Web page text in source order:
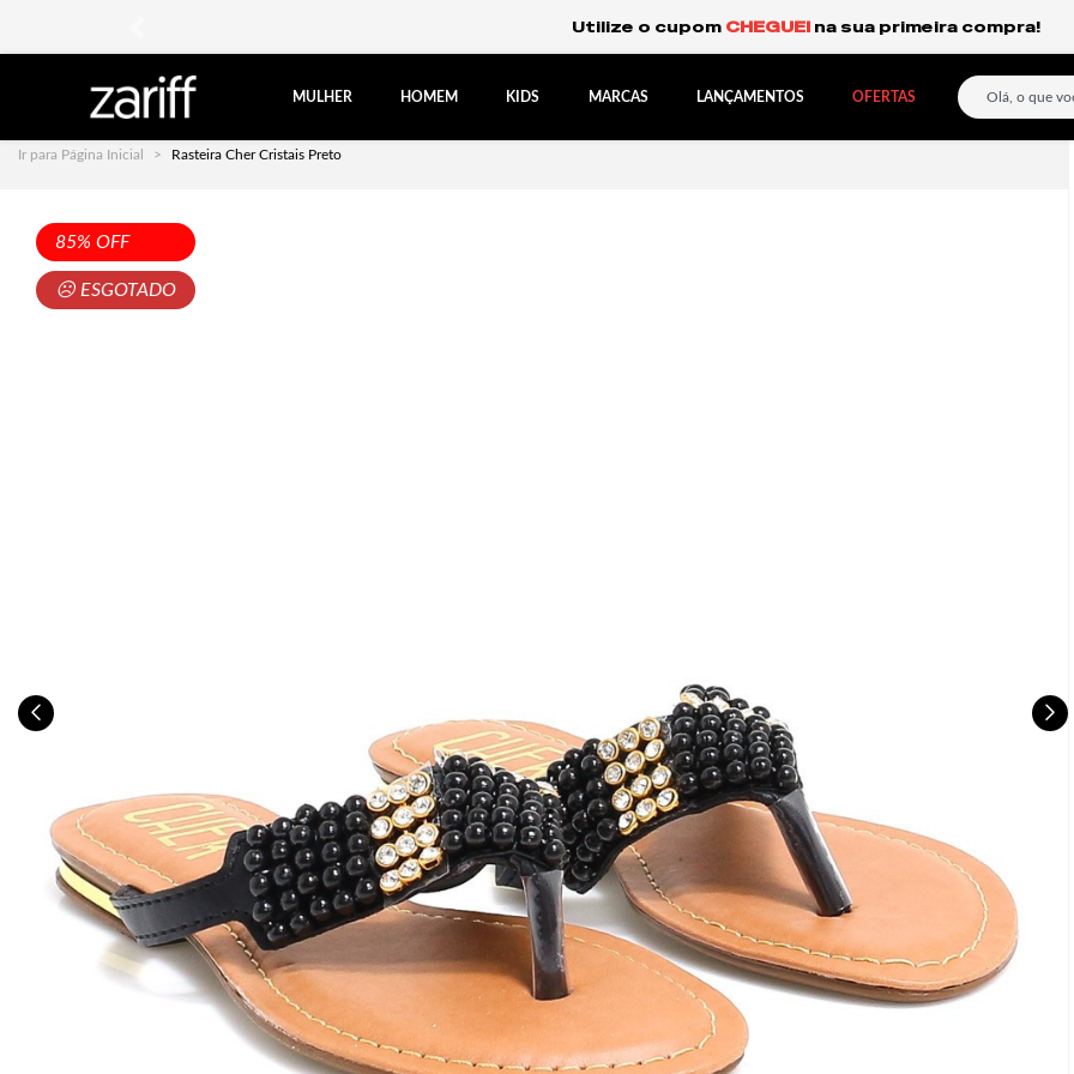
Frete Grátis Expresso para o Sul e São Paulo.
MULHER HOMEM KIDS MARCAS LANÇAMENTOS OFERTAS
Ir para Página Inicial Rasteira Cher Cristais Preto
85% OFF
☹ ESGOTADO